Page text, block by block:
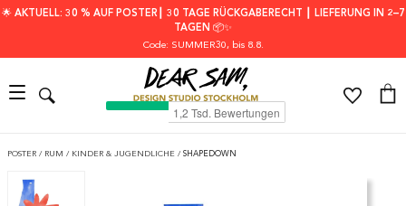
🌟 AKTUELL: 30 % AUF POSTER┃ 30 TAGE RÜCKGABERECHT ┃ LIEFERUNG IN 2–7
TAGEN 📦✨
Code: SUMMER30, bis 8.8.
POSTER / RUM / KINDER & JUGENDLICHE / SHAPEDOWN